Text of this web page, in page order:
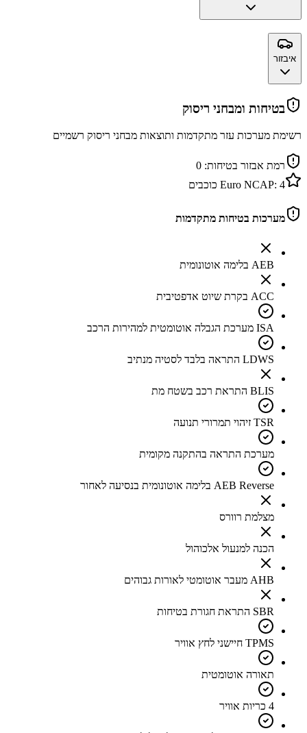
איבזור
בטיחות ומבחני ריסוק
רשימת מערכות עזר מתקדמות ותוצאות מבחני ריסוק רשמיים
רמת אבזור בטיחות: 0
Euro NCAP: 4 כוכבים
מערכות בטיחות מתקדמות
AEB בלימה אוטונומית
ACC בקרת שיוט אדפטיבית
ISA מערכת הגבלה אוטומטית למהירות הרכב
LDWS התראה בלבד לסטיה מנתיב
BLIS התראת רכב בשטח מת
TSR זיהוי תמרורי תנועה
מערכת התראה בהתקנה מקומית
AEB Reverse בלימה אוטונומית בנסיעה לאחור
מצלמת רוורס
הכנה למנעול אלכוהול
AHB מעבר אוטומטי לאורות גבוהים
SBR התראת חגורת בטיחות
TPMS חיישני לחץ אוויר
תאורה אוטומטית
4 כריות אוויר